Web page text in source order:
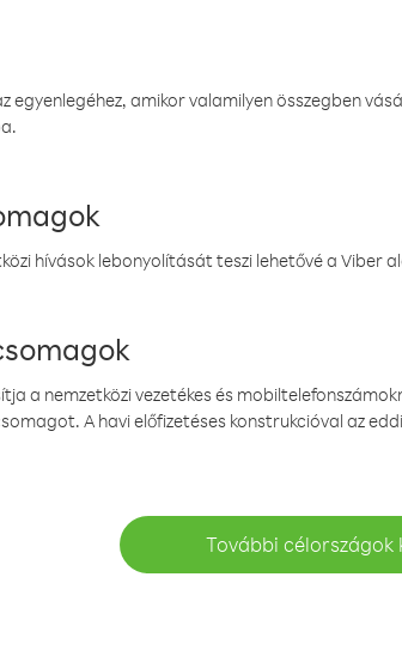
egyenlegéhez, amikor valamilyen összegben
hívások lebonyolítását teszi lehetővé a
a nemzetközi vezetékes és
A havi előfizetéses konstrukcióval az
További célországok